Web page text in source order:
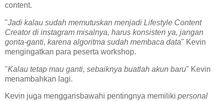
content.
"Jadi kalau sudah memutuskan menjadi Lifestyle Content
Creator di instagram misalnya, harus konsisten ya, jangan
gonta-ganti, karena algoritma sudah membaca data" Kevin
mengingatkan para peserta workshop.
"Kalau tetap mau ganti, sebaiknya buatlah akun baru" Kevin
menambahkan lagi.
Kevin juga menggarisbawahi pentingnya memiliki personal